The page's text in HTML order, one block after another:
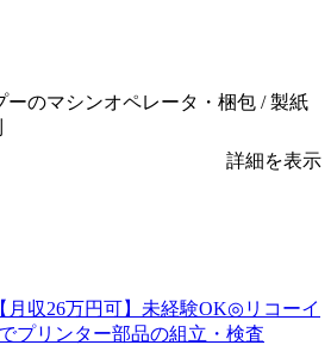
ーのマシンオペレータ・梱包 / 製紙
詳細を表示